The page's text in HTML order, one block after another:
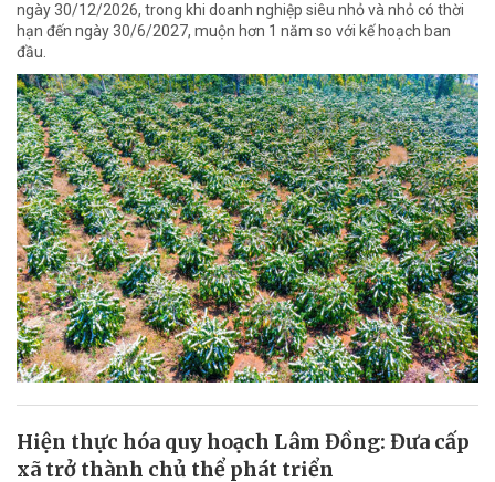
ngày 30/12/2026, trong khi doanh nghiệp siêu nhỏ và nhỏ có thời
hạn đến ngày 30/6/2027, muộn hơn 1 năm so với kế hoạch ban
đầu.
Hiện thực hóa quy hoạch Lâm Đồng: Đưa cấp
xã trở thành chủ thể phát triển